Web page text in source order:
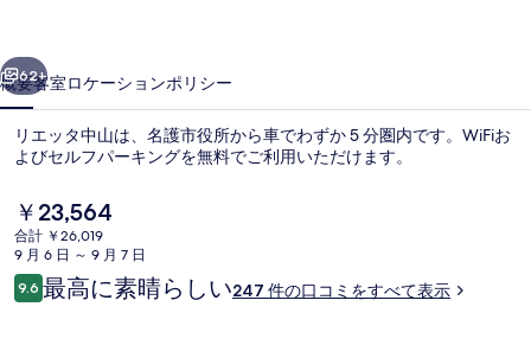
写
真
ギ
ラ
リ
ー
次へ
62+
概要客室ロケーションポリシー
リエッタ中山は、名護市役所から車でわずか 5 分圏内です。WiFiお
よびセルフパーキングを無料でご利用いただけます。
現
在
の
料
金
￥23,564
合計 ￥26,019
9 月 6 日 ～ 9 月 7 日
口
コ
9.610段階中9.6
最高に素晴らしい247 件の口コミをすべて表示